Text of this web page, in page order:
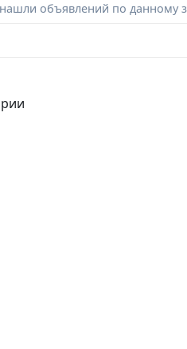
объявлений по данному